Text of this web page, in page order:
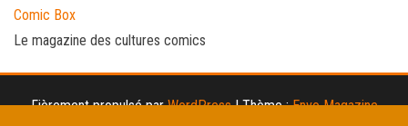
Comic Box
Le magazine des cultures comics
Fièrement propulsé parWordPress |Thème :Envo Magazine